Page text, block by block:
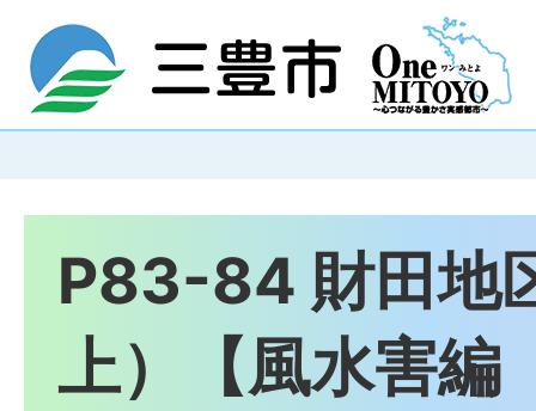
P83-84 財田地
上）【風水害編